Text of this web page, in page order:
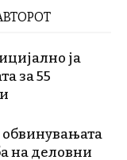
ја
за 55
на деловни